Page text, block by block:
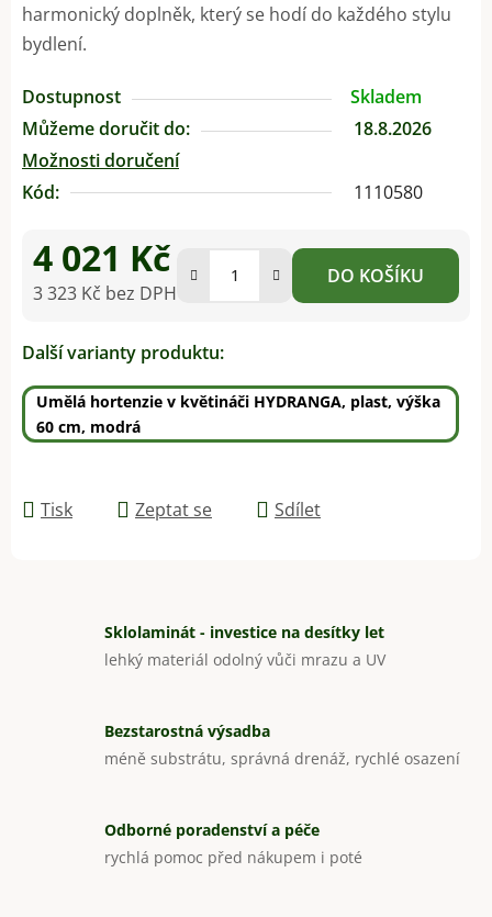
harmonický doplněk, který se hodí do každého stylu
bydlení.
Dostupnost
Skladem
Můžeme doručit do:
18.8.2026
Možnosti doručení
Kód:
1110580
4 021 Kč
3 323 Kč bez DPH
DO KOŠÍKU
Další varianty produktu:
Umělá hortenzie v květináči HYDRANGA, plast, výška
60 cm, modrá
Tisk Zeptat se Sdílet
Sklolaminát - investice na desítky let
lehký materiál odolný vůči mrazu a UV
Bezstarostná výsadba
méně substrátu, správná drenáž, rychlé osazení
Odborné poradenství a péče
rychlá pomoc před nákupem i poté